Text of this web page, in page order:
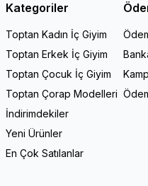
Kategoriler
Toptan Kadın İç Giyim
Toptan Erkek İç Giyim
Toptan Çocuk İç Giyim
Toptan Çorap Modelleri
İndirimdekiler
Yeni Ürünler
En Çok Satılanlar